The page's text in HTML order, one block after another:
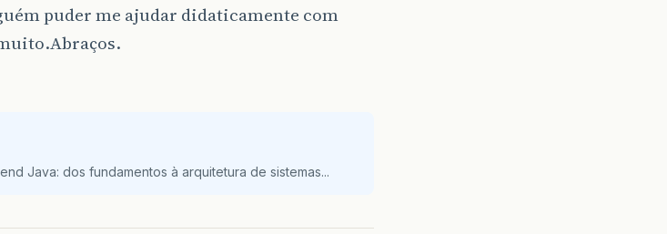
puder me ajudar didaticamente com
Java: dos fundamentos à arquitetura de sistemas...